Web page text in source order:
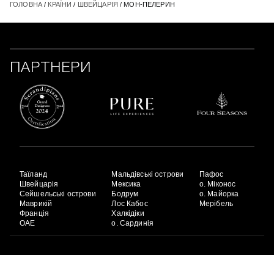
ГОЛОВНА/ КРАЇНИ / ШВЕЙЦАРІЯ / МОН-ПЕЛЕРИН
ПАРТНЕРИ
Таїланд
Швейцарія
Сейшельські острови
Маврикій
Франція
ОАЕ
Мальдівські острови
Мексика
Бодрум
Лос Кабос
Халкідіки
о. Сардинія
Пафос
о. Міконос
о. Майорка
Мерібель